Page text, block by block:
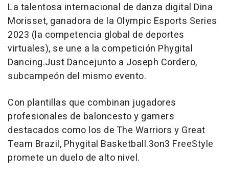
La talentosa internacional de danza digital Dina
Morisset, ganadora de la Olympic Esports Series
2023 (la competencia global de deportes
virtuales), se une a la competición Phygital
Dancing.Just Dancejunto a Joseph Cordero,
subcampeón del mismo evento.
Con plantillas que combinan jugadores
profesionales de baloncesto y gamers
destacados como los de The Warriors y Great
Team Brazil, Phygital Basketball.3on3 FreeStyle
promete un duelo de alto nivel.